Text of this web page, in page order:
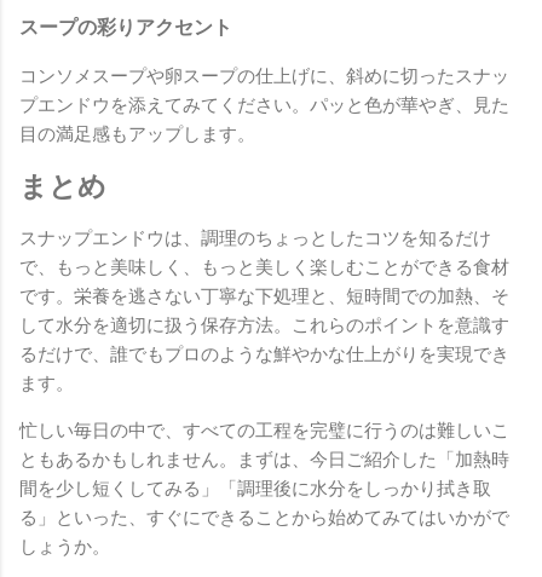
スープの彩りアクセント
コンソメスープや卵スープの仕上げに、斜めに切ったスナッ
プエンドウを添えてみてください。パッと色が華やぎ、見た
目の満足感もアップします。
まとめ
スナップエンドウは、調理のちょっとしたコツを知るだけ
で、もっと美味しく、もっと美しく楽しむことができる食材
です。栄養を逃さない丁寧な下処理と、短時間での加熱、そ
して水分を適切に扱う保存方法。これらのポイントを意識す
るだけで、誰でもプロのような鮮やかな仕上がりを実現でき
ます。
忙しい毎日の中で、すべての工程を完璧に行うのは難しいこ
ともあるかもしれません。まずは、今日ご紹介した「加熱時
間を少し短くしてみる」「調理後に水分をしっかり拭き取
る」といった、すぐにできることから始めてみてはいかがで
しょうか。